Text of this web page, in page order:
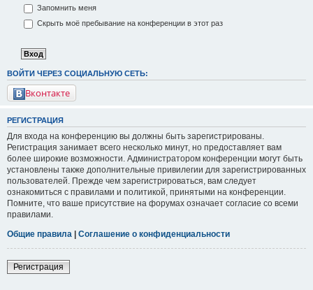
Запомнить меня
Скрыть моё пребывание на конференции в этот раз
ВОЙТИ ЧЕРЕЗ СОЦИАЛЬНУЮ СЕТЬ:
Вконтакте
РЕГИСТРАЦИЯ
Для входа на конференцию вы должны быть зарегистрированы.
Регистрация занимает всего несколько минут, но предоставляет вам
более широкие возможности. Администратором конференции могут быть
установлены также дополнительные привилегии для зарегистрированных
пользователей. Прежде чем зарегистрироваться, вам следует
ознакомиться с правилами и политикой, принятыми на конференции.
Помните, что ваше присутствие на форумах означает согласие со всеми
правилами.
Общие правила
Соглашение о конфиденциальности
Регистрация